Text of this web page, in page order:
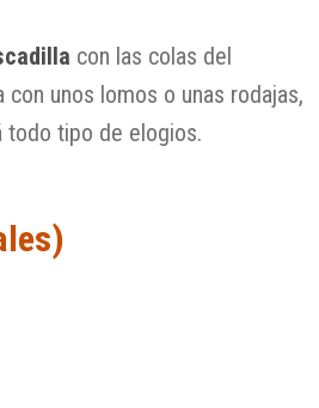
con las colas del
unos lomos o unas rodajas,
todo tipo de elogios.